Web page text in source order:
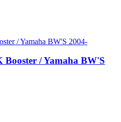
/ Yamaha BW'S